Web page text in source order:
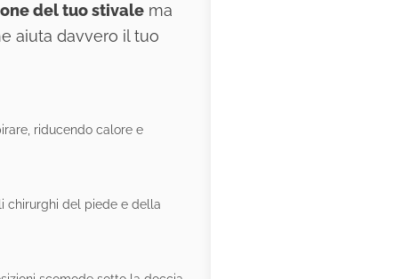
del tuo stivale ma
aiuta davvero il tuo
riducendo calore e
chirurghi del piede e della